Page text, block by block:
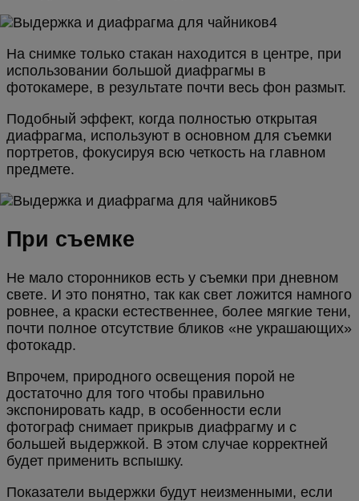
На снимке только стакан находится в центре, при
использовании большой диафрагмы в
фотокамере, в результате почти весь фон размыт.
Подобный эффект, когда полностью открытая
диафрагма, используют в основном для съемки
портретов, фокусируя всю четкость на главном
предмете.
При съемке
Не мало сторонников есть у съемки при дневном
свете. И это понятно, так как свет ложится намного
ровнее, а краски естественнее, более мягкие тени,
почти полное отсутствие бликов «не украшающих»
фотокадр.
Впрочем, природного освещения порой не
достаточно для того чтобы правильно
экспонировать кадр, в особенности если
фотограф снимает прикрыв диафрагму и с
большей выдержкой. В этом случае корректней
будет применить вспышку.
Показатели выдержки будут неизменными, если